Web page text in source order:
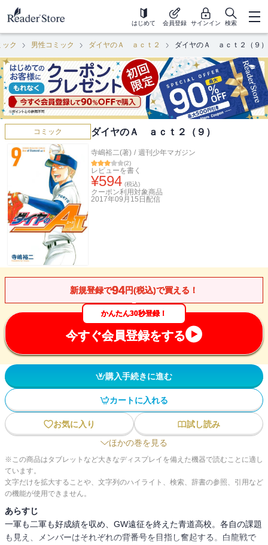
はじめて 会員登録 サインイン 検索
ック 男性コミック ダイヤのＡ ａｃｔ２ ダイヤのＡ ａｃｔ２（９）
コミック ダイヤのＡ ａｃｔ２（９）
寺嶋裕二(著) / 週刊少年マガジン
(2)
レビューを書く
¥594 (税込)
クーポン利用対象商品
2017年09月15日 配信
新規登録で94円(税込)で買える！
かんたん30秒登録！
今すぐ会員登録をする
購入手続きに進む
カートに入れる
お気に入り
試し読み
ほかの巻を見る
※この商品はタブレットなど大きなディスプレイを備えた機器で読むことに適し
ています。
文字だけを拡大することや、文字列のハイライト、検索、辞書の参照、引用など
の機能が使用できません。
あらすじ
一軍も二軍も好成績を収め、GW遠征を終えた青道高校。各自の課題
も見え、メンバーはそれぞれの背番号を目指し奮起する。白龍戦で